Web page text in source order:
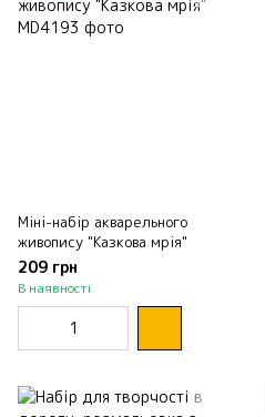
Міні-набір акварельного
живопису "Казкова мрія"
209 грн
В наявності